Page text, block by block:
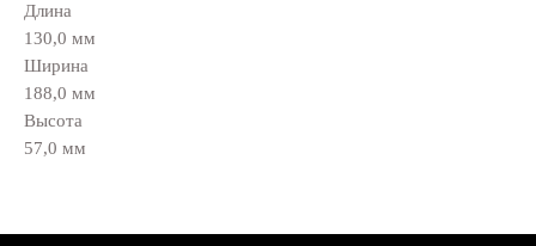
Длина
130,0 мм
Ширина
188,0 мм
Высота
57,0 мм